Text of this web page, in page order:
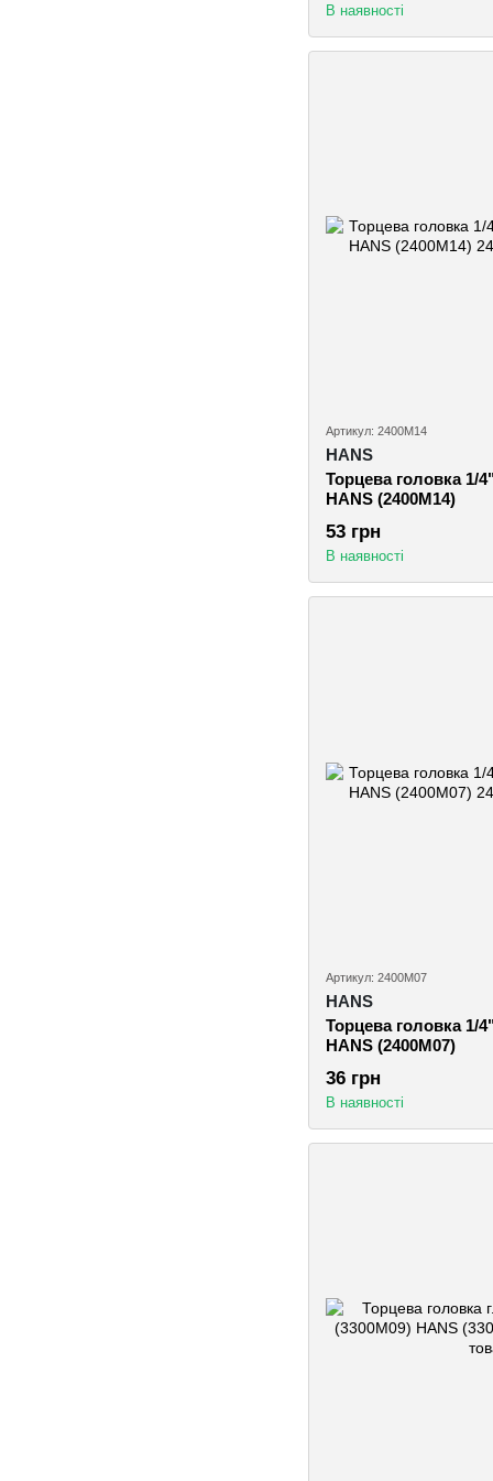
В наявності
Артикул: 2400M14
HANS
Торцева головка 1/
HANS (2400M14)
53 грн
В наявності
Артикул: 2400M07
HANS
Торцева головка 1/
HANS (2400M07)
36 грн
В наявності